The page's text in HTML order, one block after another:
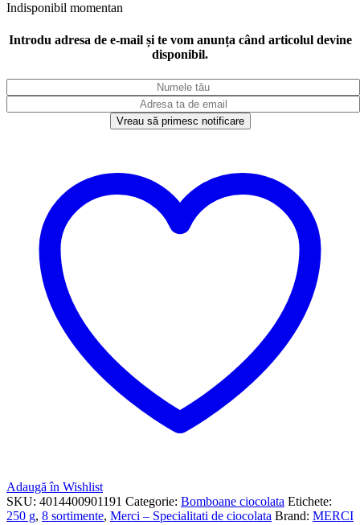
Indisponibil momentan
Introdu adresa de e-mail și te vom anunța când articolul devine
disponibil.
Vreau să primesc notificare
Adaugă în Wishlist
SKU: 4014400901191 Categorie: Bomboane ciocolata Etichete:
250 g, 8 sortimente, Merci – Specialitati de ciocolata Brand: MERCI